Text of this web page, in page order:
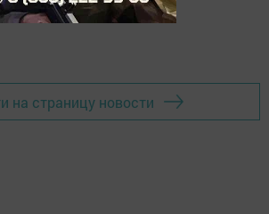
на страницу новости